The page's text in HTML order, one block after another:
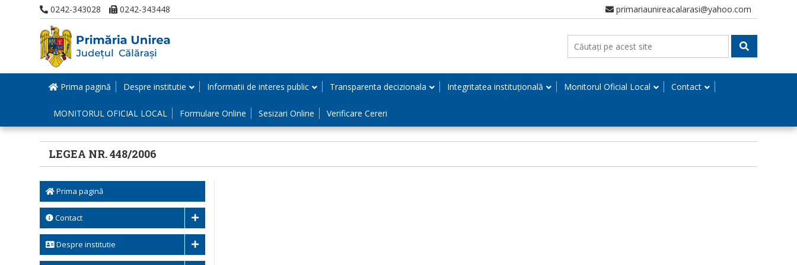
0242-343028 0242-343448 primariaunireacalarasi@yahoo.com
Prima pagină Despre institutie Informatii de interes public Transparenta decizionala Integritatea instituțională Monitorul Oficial Local Contact
MONITORUL OFICIAL LOCAL Formulare Online Sesizari Online Verificare Cereri
LEGEA NR. 448/2006
Prima pagină
Contact
Despre institutie